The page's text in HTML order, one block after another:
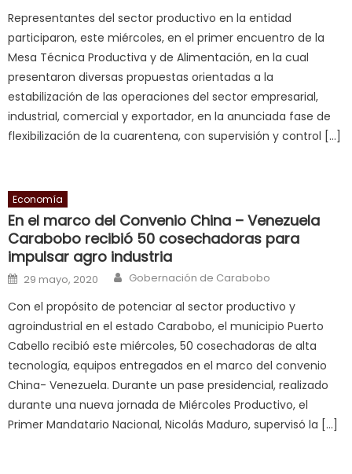
in
squirting,
आपक
न
ह
भ
भ
त
क
स
लग
आपक
sexy
Representantes del sector productivo en la entidad
participaron, este miércoles, en el primer encuentro de la
Mesa Técnica Productiva y de Alimentación, en la cual
presentaron diversas propuestas orientadas a la
estabilización de las operaciones del sector empresarial,
industrial, comercial y exportador, en la anunciada fase de
flexibilización de la cuarentena, con supervisión y control […]
Economía
En el marco del Convenio China – Venezuela
Carabobo recibió 50 cosechadoras para
impulsar agro industria
Posted on
29 mayo, 2020 Author
Gobernación de Carabobo
Con el propósito de potenciar al sector productivo y
agroindustrial en el estado Carabobo, el municipio Puerto
Cabello recibió este miércoles, 50 cosechadoras de alta
tecnología, equipos entregados en el marco del convenio
China- Venezuela. Durante un pase presidencial, realizado
durante una nueva jornada de Miércoles Productivo, el
Primer Mandatario Nacional, Nicolás Maduro, supervisó la […]